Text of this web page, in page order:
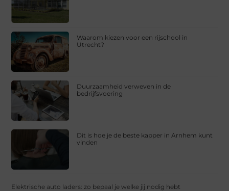
Waarom kiezen voor een rijschool in
Utrecht?
Duurzaamheid verweven in de
bedrijfsvoering
Dit is hoe je de beste kapper in Arnhem kunt
vinden
Elektrische auto laders: zo bepaal je welke jij nodig hebt